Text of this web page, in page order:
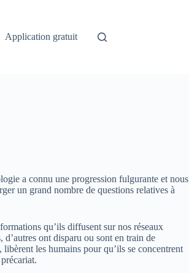
Application gratuit
a connu une progression fulgurante et nous
un grand nombre de questions relatives à
qu’ils diffusent sur nos réseaux
ont disparu ou sont en train de
les humains pour qu’ils se concentrent